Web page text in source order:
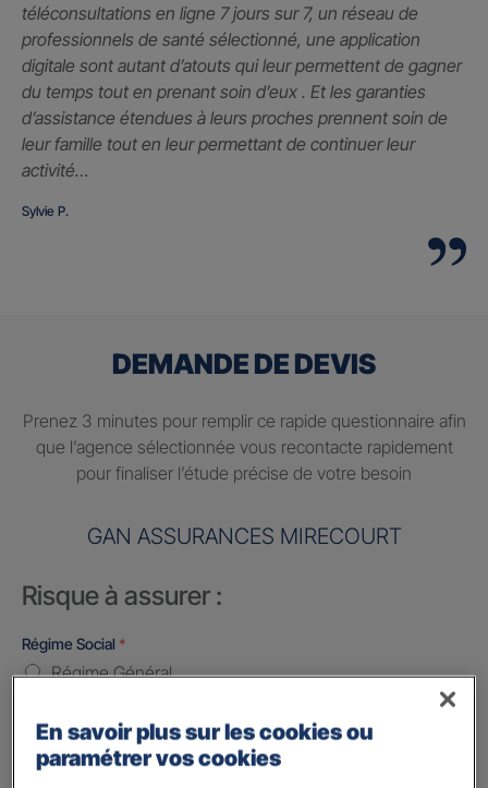
téléconsultations en ligne 7 jours sur 7, un réseau de
professionnels de santé sélectionné, une application
digitale sont autant d’atouts qui leur permettent de gagner
du temps tout en prenant soin d’eux . Et les garanties
d’assistance étendues à leurs proches prennent soin de
leur famille tout en leur permettant de continuer leur
activité…
Sylvie P.
DEMANDE DE DEVIS
Prenez 3 minutes pour remplir ce rapide questionnaire afin
que l’agence sélectionnée vous recontacte rapidement
pour finaliser l’étude précise de votre besoin
GAN ASSURANCES MIRECOURT
Risque à assurer :
Régime Social *
Régime Général
Régime Agricole
Régime local Alsace - Moselle
En savoir plus sur les cookies ou
paramétrer vos cookies